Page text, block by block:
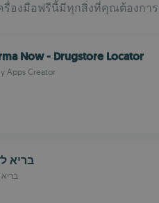
รื่องมือฟรีนี้มีทุกสิ่งที่คุณต้องก
Now - Drugstore Locator
Apps Creator
בריא